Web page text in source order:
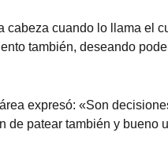
cuando lo llama el
también, deseando
expresó: «Son
de patear también y bueno